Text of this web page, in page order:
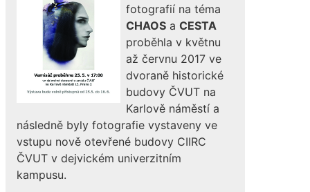
fotografií na téma
CHAOS a CESTA
proběhla v květnu
až červnu 2017 ve
dvoraně historické
budovy ČVUT na
Karlově náměstí a
následně byly fotografie vystaveny ve
vstupu nově otevřené budovy CIIRC
ČVUT v dejvickém univerzitním
kampusu.